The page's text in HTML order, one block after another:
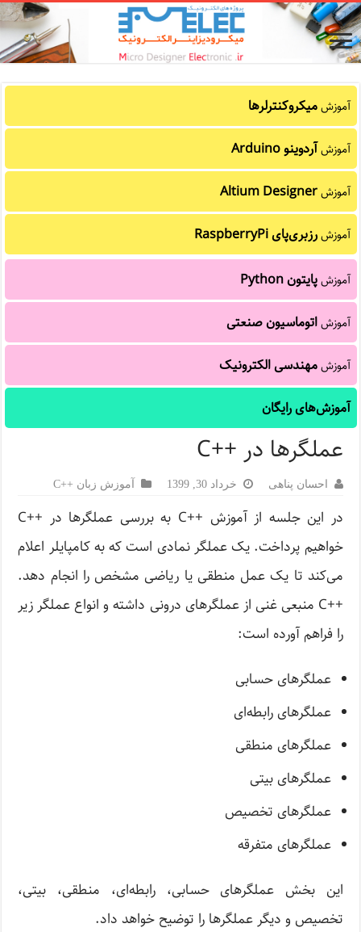
آموزشمیکروکنترلرها
آموزشآردوینو Arduino
آموزشAltium Designer
آموزشرزبری‌پای RaspberryPi
آموزشپایتون Python
آموزشاتوماسیون صنعتی
آموزشمهندسی الکترونیک
آموزش‌های رایگان
عملگرها در ++C
احسان پناهی خرداد 30, 1399 آموزش زبان ++C
در این جلسه از آموزش ++C به بررسی عملگرها در ++C
خواهیم پرداخت. یک عملگر نمادی است که به کامپایلر اعلام
می‌کند تا یک عمل منطقی یا ریاضی مشخص را انجام دهد.
++C منبعی غنی از عملگرهای درونی داشته و انواع عملگر زیر
را فراهم آورده است:
عملگرهای حسابی
عملگرهای رابطه‌ای
عملگرهای منطقی
عملگرهای بیتی
عملگرهای تخصیص
عملگرهای متفرقه
این بخش عملگرهای حسابی، رابطه‌ای، منطقی، بیتی،
تخصیص و دیگر عملگرها را توضیح خواهد داد.